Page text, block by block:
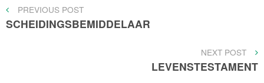
Bericht
navigatie
PREVIOUS
POST
PREVIOUS POST
SCHEIDINGSBEMIDDELAAR
NEXT
POST
NEXT POST
LEVENSTESTAMENT